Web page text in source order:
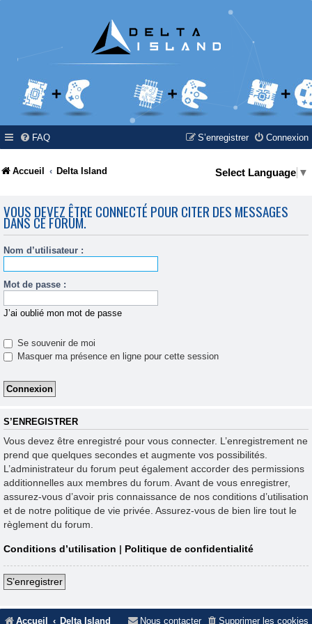
FAQ Connexion
S’enregistrer
Accueil Delta Island Select Language ▼
VOUS DEVEZ ÊTRE CONNECTÉ POUR CITER DES MESSAGES
DANS CE FORUM.
Nom d’utilisateur :
Mot de passe :
J’ai oublié mon mot de passe
Se souvenir de moi
Masquer ma présence en ligne pour cette session
S’ENREGISTRER
Vous devez être enregistré pour vous connecter. L’enregistrement ne
prend que quelques secondes et augmente vos possibilités.
L’administrateur du forum peut également accorder des permissions
additionnelles aux membres du forum. Avant de vous enregistrer,
assurez-vous d’avoir pris connaissance de nos conditions d’utilisation
et de notre politique de vie privée. Assurez-vous de bien lire tout le
règlement du forum.
Conditions d’utilisation | Politique de confidentialité
S’enregistrer
Accueil Delta Island Supprimer les cookies
Nous contacter